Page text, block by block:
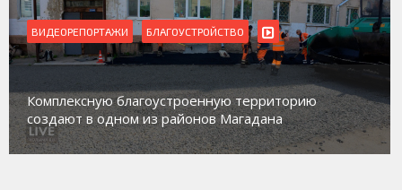
ВИДЕОРЕПОРТАЖИ
Магадан присоединился к пилотному проекту по
работе с несовершеннолетними из групп
социального риска «Переправа»